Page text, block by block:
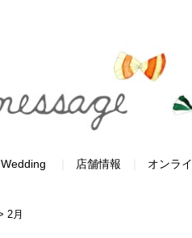
Wedding 店舗情報 オンラ
2月